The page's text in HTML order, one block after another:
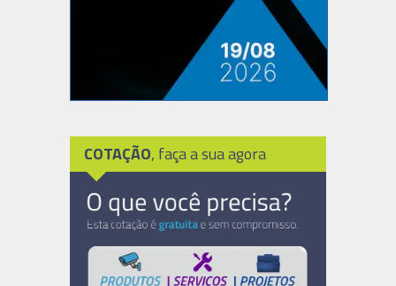
COTAÇÃO, faça a sua agora